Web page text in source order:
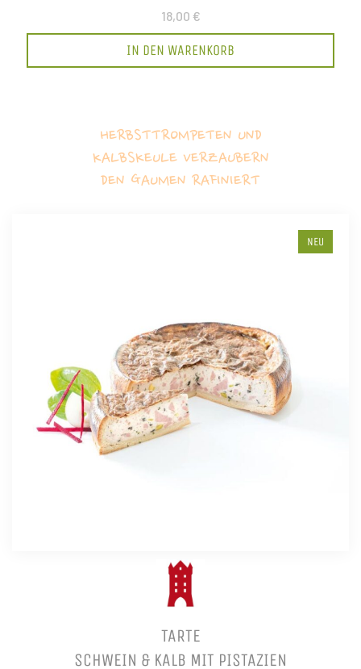
18,00 €
IN DEN WARENKORB
HERBSTTROMPETEN UND
KALBSKEULE VERZAUBERN
DEN GAUMEN RAFINIERT
NEU
TARTE
SCHWEIN & KALB MIT PISTAZIEN